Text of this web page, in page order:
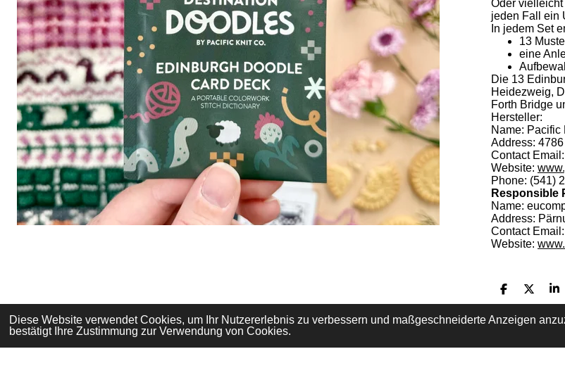
Diese Website verwendet Cookies, um Ihr Nutzererlebnis zu verbessern und maßgeschneiderte Anzeigen
bestätigt Ihre Zustimmung zur Verwendung von Cookies.
Oder
jeden Fall ein
In jedem Set
13
eine
Die 13
Heidezweig,
Forth Bridge
Hersteller:
Name: Pacific
Address:
Contact Email:
Website:
Phone: (541)
Responsible
Name:
Address:
Contact Email:
Website:
T
e
i
l
n
T
e
i
l
n
T
e
i
l
n
© 2024 Strickwerk34